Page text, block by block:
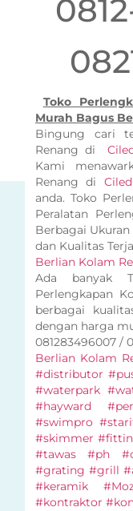
Toko
Murah Bagus
Bingung cari
Renang di
Kami
Renang di
anda. Toko
Peralatan
Berbagai
dan Kualitas
Berlian Kolam
Ada banyak
Perlengkapan
berbagai
dengan harga
081283496007 /
Berlian Kolam
#distributor
#waterpark
#hayward
#swimpro
#skimmer
#tawas #ph
#grating #grill
#keramik
#kontraktor